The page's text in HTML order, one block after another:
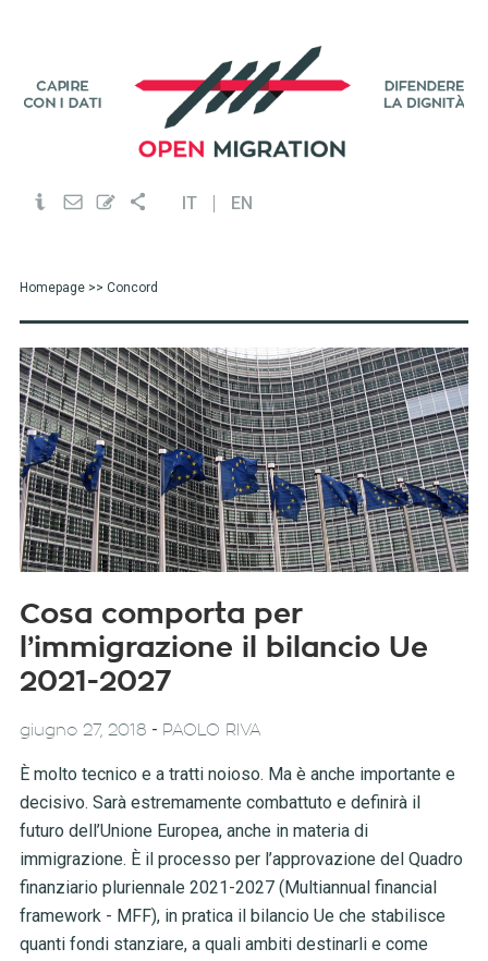
IT EN
Homepage>> Concord
Cosa comporta per
l’immigrazione il bilancio Ue
2021-2027
giugno 27, 2018 - PAOLO RIVA
È molto tecnico e a tratti noioso. Ma è anche importante e
decisivo. Sarà estremamente combattuto e definirà il
futuro dell’Unione Europea, anche in materia di
immigrazione. È il processo per l’approvazione del Quadro
finanziario pluriennale 2021-2027 (Multiannual financial
framework - MFF), in pratica il bilancio Ue che stabilisce
quanti fondi stanziare, a quali ambiti destinarli e come